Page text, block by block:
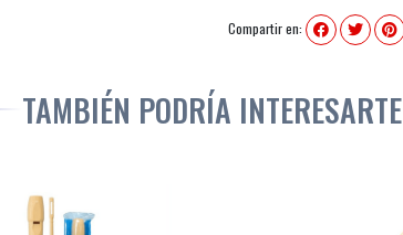
Compartir en:
TAMBIÉN PODRÍA INTERESARTE